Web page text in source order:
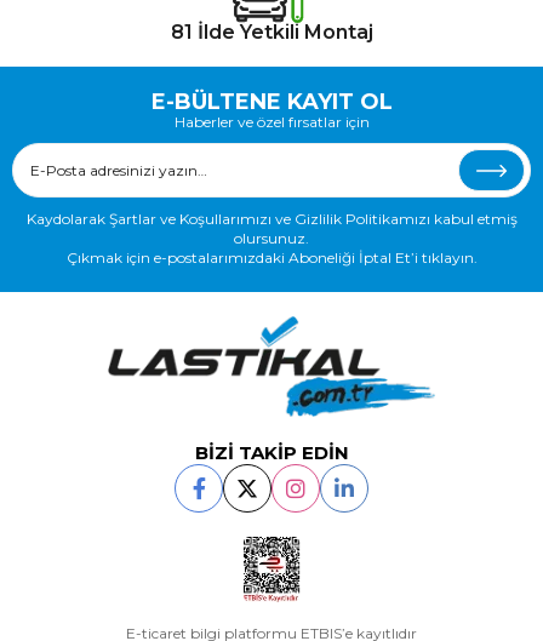
81 İlde Yetkili Montaj
E-BÜLTENE KAYIT OL
Haberler ve özel fırsatlar için
Kaydolarak Şartlar ve Koşullarımızı ve Gizlilik Politikamızı kabul etmiş
olursunuz.
Çıkmak için e-postalarımızdaki Aboneliği İptal Et’i tıklayın.
BİZİ TAKİP EDİN
E-ticaret bilgi platformu ETBIS’e kayıtlıdır